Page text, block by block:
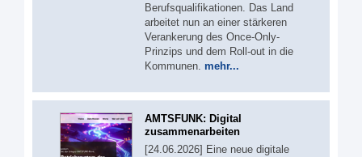
Berufsqualifikationen. Das Land
arbeitet nun an einer stärkeren
Verankerung des Once-Only-
Prinzips und dem Roll-out in die
Kommunen. mehr...
AMTSFUNK: Digital
zusammenarbeiten
[24.06.2026] Eine neue digitale